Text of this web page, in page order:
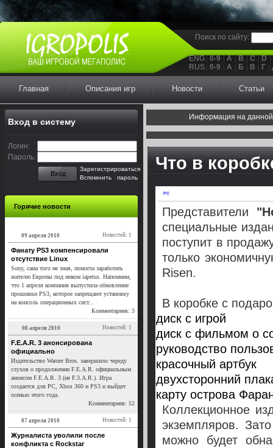
Поиск по сайту:
ENG 0-9 A B C
D
RUS 0-9 А Б В Г
Главная Описания игр Новости Статьи
Вход в систему
Логин:
Пароль:
Вход
Зарегистрироваться
Вспомнить пароль
Горячие новости
Новостей: 1
09 апреля 2010
Фанату PS3 компенсировали
отсутствие Linux
Sony, сама того не зная, помогла заработать
жителю Европы под ником iapetus. Напомним,
что 1 апреля компания выпустила обновление
прошивки PS3, которое запрещают установку
на консоль операционных сист...
Комментариев: 3
Новостей: 1
08 апреля 2010
F.E.A.R. 3 анонсирована
официально
Издательство Warner Bros. завершило череду
слухов о продолжении F.E.A.R. официальным
анонсом F.E.A.R. 3 (не F.3.A.R.). Игра
создается для PC, Xbox 360 и PS3 и выйдет
осенью этого года.
Комментариев: 52
Новостей: 1
07 апреля 2010
Журналиста уволили после
конфликта с Rockstar
Информация на
Что в
PC
Представители
специальные
поступит в
только
Risen.
В коробке с
диск с игрой
диск с фильмом о
руководство
красочный артбук
двухсторонний
карту острова
Коллекционное
экземпляров.
можно будет